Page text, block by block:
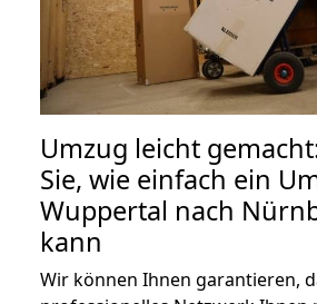
Umzug leicht
Sie, wie einfach ein
Wuppertal nach
kann
Wir können Ihnen garantieren,